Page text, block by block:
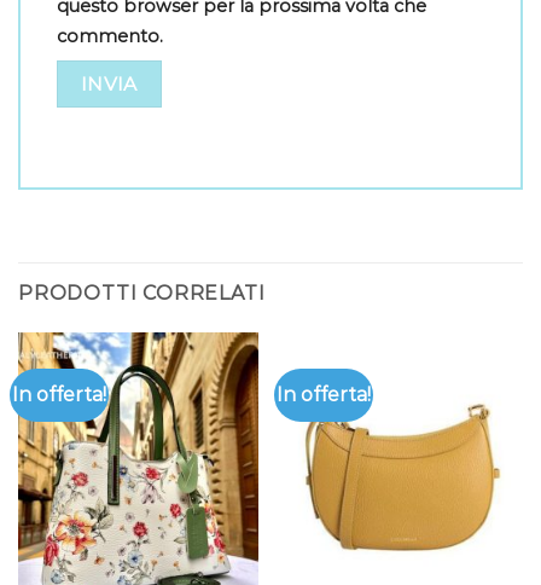
questo browser per la prossima volta che
commento.
PRODOTTI CORRELATI
In offerta! In offerta!